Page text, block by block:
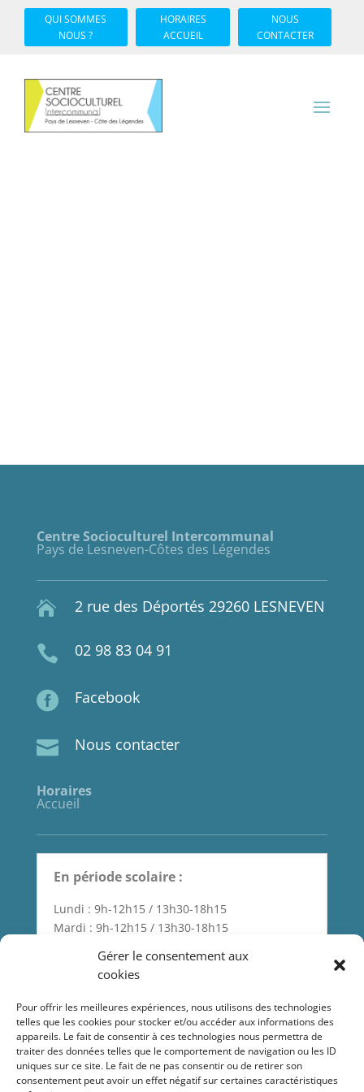
Gérer le consentement aux
cookies
Pour offrir les meilleures expériences, nous utilisons des technologies
telles que les cookies pour stocker et/ou accéder aux informations des
appareils. Le fait de consentir à ces technologies nous permettra de
traiter des données telles que le comportement de navigation ou les ID
uniques sur ce site. Le fait de ne pas consentir ou de retirer son
consentement peut avoir un effet négatif sur certaines caractéristiques
QUI SOMMES
NOUS ?
HORAIRES
ACCUEIL
NOUS
CONTACTER
Centre Socioculturel Intercommunal
Pays de Lesneven-Côtes des Légendes
 2 rue des Déportés 29260 LESNEVEN
 02 98 83 04 91
 Facebook
 Nous contacter
Horaires
Accueil
En période scolaire :
Lundi : 9h-12h15 / 13h30-18h15
Mardi : 9h-12h15 / 13h30-18h15
Jeudi : Fermé le matin / 13h30-18h15
Vendredi : 9h-12h15 / 13h30-18h15
Samedi : 9h-12h15
En période de vacances scolaires
: